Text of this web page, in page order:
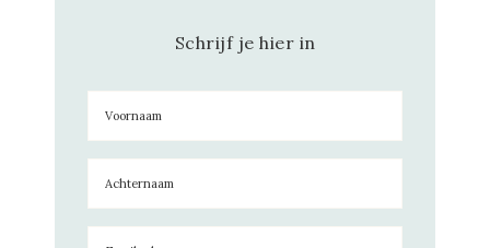
Schrijf je hier in